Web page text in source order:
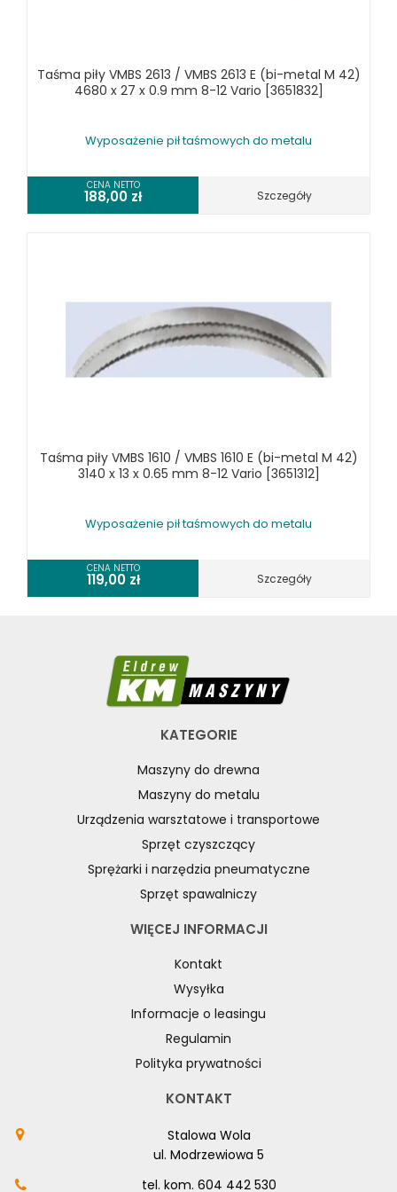
WYPOSAŻENIE SPĘCZAREK
WYPOSAŻENIE WALCAREK
WYPOSAŻENIE WIERTAREK DO METALU
WYPOSAŻENIE WYKRAWAREK
URZĄDZENIA WARSZTATOWE I TRANSPORTOWE
SPRZĘT CZYSZCZĄCY
SPRĘŻARKI I NARZĘDZIA PNEUMATYCZNE
KOSZT DOSTAWY
Taśma piły VMBS 2613 / VMBS 2613 E (bi-metal M 42)
4680 x 27 x 0.9 mm 8-12 Vario [3651832]
Wyposażenie pił taśmowych do metalu
CENA NETTO
188,00 zł Szczegóły
Taśma piły VMBS 1610 / VMBS 1610 E (bi-metal M 42)
3140 x 13 x 0.65 mm 8-12 Vario [3651312]
Wyposażenie pił taśmowych do metalu
CENA NETTO
119,00 zł Szczegóły
KATEGORIE
Maszyny do drewna
Maszyny do metalu
Urządzenia warsztatowe i transportowe
Sprzęt czyszczący
Sprężarki i narzędzia pneumatyczne
Sprzęt spawalniczy
WIĘCEJ INFORMACJI
Kontakt
Wysyłka
Informacje o leasingu
Regulamin
Polityka prywatności
KONTAKT
Stalowa Wola
ul. Modrzewiowa 5
tel. kom. 604 442 530